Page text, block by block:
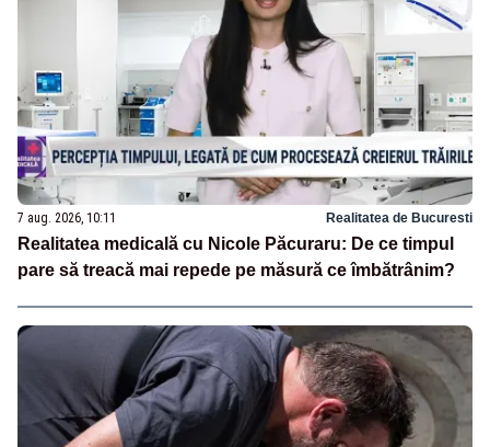
7 aug. 2026, 10:11 Realitatea de Bucuresti
Realitatea medicală cu Nicole Păcuraru: De ce timpul
pare să treacă mai repede pe măsură ce îmbătrânim?